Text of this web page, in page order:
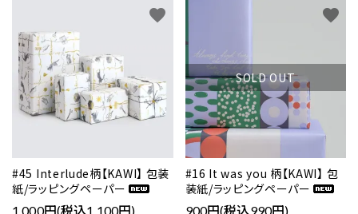
#45 Interlude柄【KAWI】 包装
紙/ラッピングペーパー
1,000円(税込1,100円)
favorite
SOLD OUT
#16 It was you 柄【KAWI】 包
装紙/ラッピングペーパー
900円(税込990円)
favorite